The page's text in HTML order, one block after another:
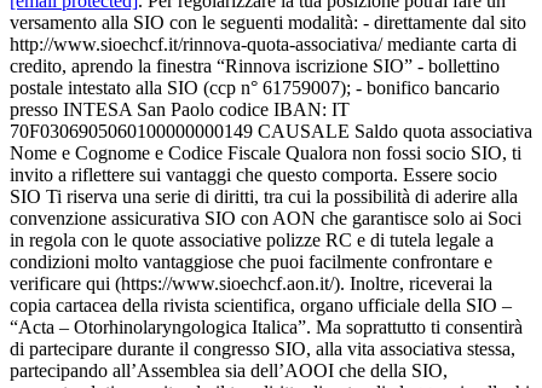
versamento alla SIO con le seguenti modalità: - direttamente dal sito
http://www.sioechcf.it/rinnova-quota-associativa/ mediante carta di
credito, aprendo la finestra “Rinnova iscrizione SIO” - bollettino
postale intestato alla SIO (ccp n° 61759007); - bonifico bancario
presso INTESA San Paolo codice IBAN: IT
70F0306905060100000000149 CAUSALE Saldo quota associativa
Nome e Cognome e Codice Fiscale Qualora non fossi socio SIO, ti
invito a riflettere sui vantaggi che questo comporta. Essere socio
SIO Ti riserva una serie di diritti, tra cui la possibilità di aderire alla
convenzione assicurativa SIO con AON che garantisce solo ai Soci
in regola con le quote associative polizze RC e di tutela legale a
condizioni molto vantaggiose che puoi facilmente confrontare e
verificare qui (https://www.sioechcf.aon.it/). Inoltre, riceverai la
copia cartacea della rivista scientifica, organo ufficiale della SIO –
“Acta – Otorhinolaryngologica Italica”. Ma soprattutto ti consentirà
di partecipare durante il congresso SIO, alla vita associativa stessa,
partecipando all’Assemblea sia dell’AOOI che della SIO,